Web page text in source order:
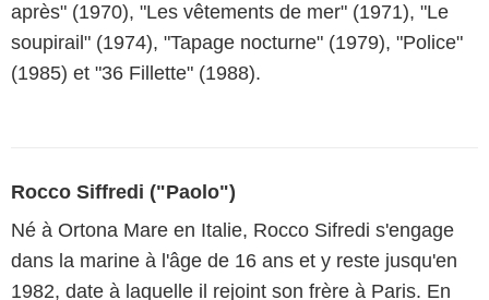
après" (1970), "Les vêtements de mer" (1971), "Le
soupirail" (1974), "Tapage nocturne" (1979), "Police"
(1985) et "36 Fillette" (1988).
Rocco Siffredi ("Paolo")
Né à Ortona Mare en Italie, Rocco Sifredi s'engage
dans la marine à l'âge de 16 ans et y reste jusqu'en
1982, date à laquelle il rejoint son frère à Paris. En